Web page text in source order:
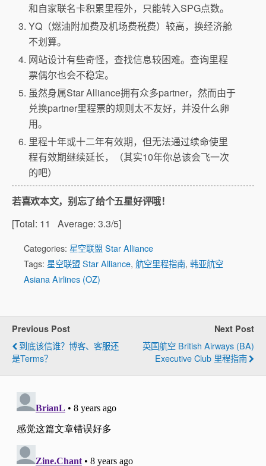
和自家联名卡积累里程外，只能转入SPG点数。
YQ（燃油附加费及机场费税费）较高，换经济舱
不划算。
网站设计有些奇怪，查找信息较困难。查询里程
票偶尔也会不稳定。
虽然身属Star Alliance拥有众多partner，然而由于
兑换partner里程票的规则太不友好，并没什么卵
用。
里程十年或十二年有效期，但无法通过续命使里
程有效期继续延长，（其实10年你总该会飞一次
的吧）
若喜欢本文，别忘了给个五星好评哦！
[Total: 11 Average: 3.3/5]
Categories: 星空联盟 Star Alliance
Tags: 星空联盟 Star Alliance, 航空里程指南, 韩亚航空
Asiana Airlines (OZ)
Previous Post
到底该信谁？博客、客服还
是Terms？
Next Post
英国航空 British Airways (BA)
Executive Club 里程指南